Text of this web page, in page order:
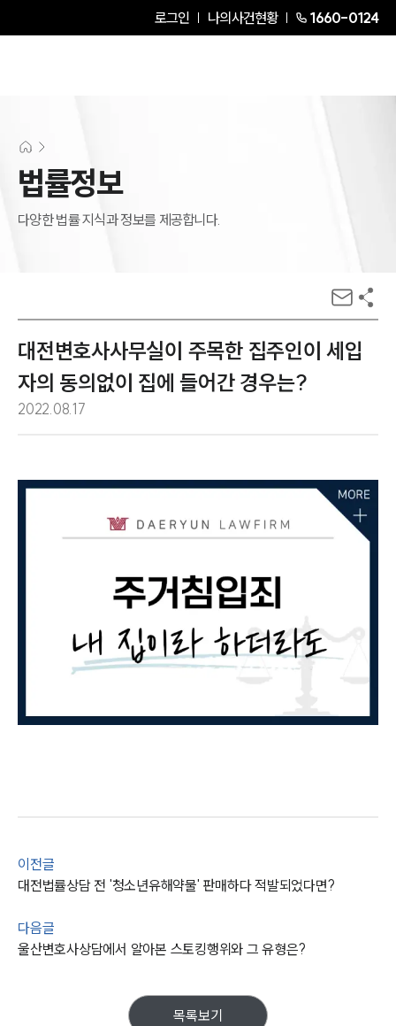
로그인 나의사건현황 1660-0124
법률정보
다양한 법률 지식과 정보를 제공합니다.
대전변호사사무실이 주목한 집주인이 세입
자의 동의없이 집에 들어간 경우는?
2022.08.17
이전글
대전법률상담 전 '청소년유해약물' 판매하다 적발되었다면?
다음글
울산변호사상담에서 알아본 스토킹행위와 그 유형은?
목록보기